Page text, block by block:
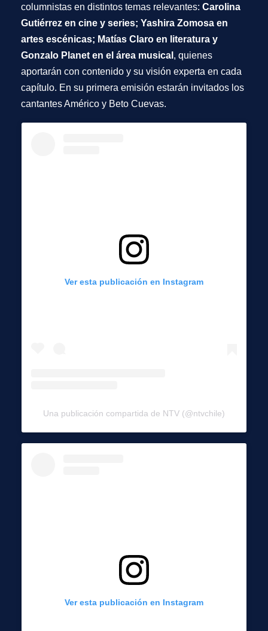
columnistas en distintos temas relevantes: Carolina
Gutiérrez en cine y series; Yashira Zomosa en
artes escénicas; Matías Claro en literatura y
Gonzalo Planet en el área musical , quienes
aportarán con contenido y su visión experta en cada
capítulo. En su primera emisión estarán invitados los
cantantes Américo y Beto Cuevas.
Ver esta publicación en Instagram
Una publicación compartida de NTV (@ntvchile)
Ver esta publicación en Instagram